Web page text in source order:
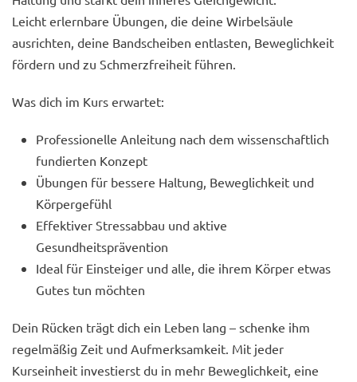
Leicht erlernbare Übungen, die deine Wirbelsäule
ausrichten, deine Bandscheiben entlasten, Beweglichkeit
fördern und zu Schmerzfreiheit führen.
Was dich im Kurs erwartet:
Professionelle Anleitung nach dem wissenschaftlich
fundierten Konzept
Übungen für bessere Haltung, Beweglichkeit und
Körpergefühl
Effektiver Stressabbau und aktive
Gesundheitsprävention
Ideal für Einsteiger und alle, die ihrem Körper etwas
Gutes tun möchten
Dein Rücken trägt dich ein Leben lang – schenke ihm
regelmäßig Zeit und Aufmerksamkeit. Mit jeder
Kurseinheit investierst du in mehr Beweglichkeit, eine